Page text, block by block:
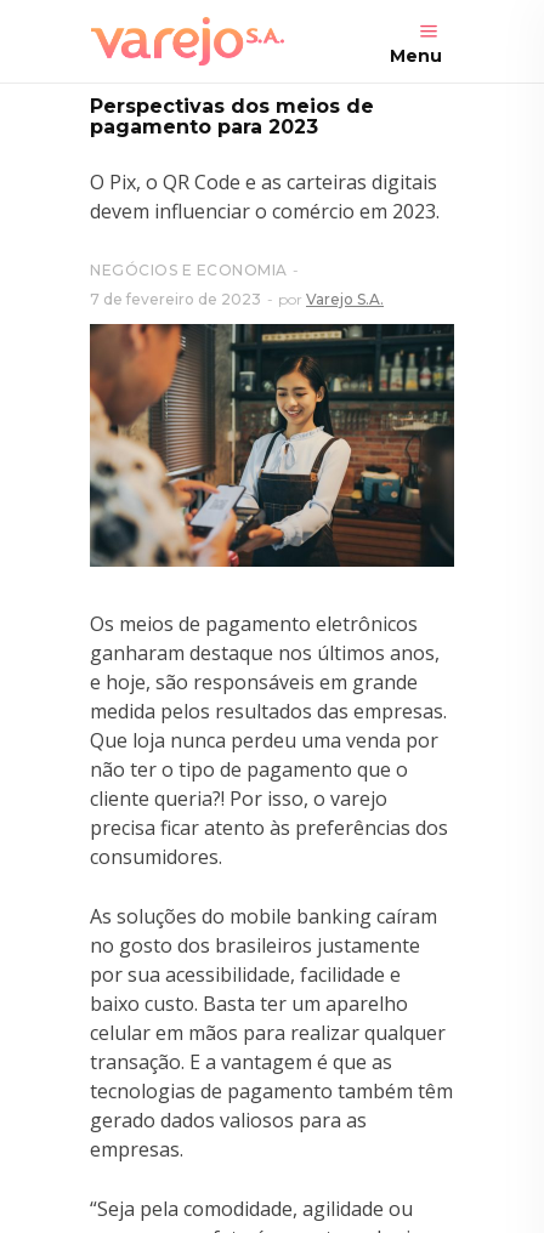
Menu
Perspectivas dos meios de
pagamento para 2023
O Pix, o QR Code e as carteiras digitais
devem influenciar o comércio em 2023.
NEGÓCIOS E ECONOMIA
7 de fevereiro de 2023
por Varejo S.A.
Os meios de pagamento eletrônicos
ganharam destaque nos últimos anos,
e hoje, são responsáveis em grande
medida pelos resultados das empresas.
Que loja nunca perdeu uma venda por
não ter o tipo de pagamento que o
cliente queria?! Por isso, o varejo
precisa ficar atento às preferências dos
consumidores.
As soluções do mobile banking caíram
no gosto dos brasileiros justamente
por sua acessibilidade, facilidade e
baixo custo. Basta ter um aparelho
celular em mãos para realizar qualquer
transação. E a vantagem é que as
tecnologias de pagamento também têm
gerado dados valiosos para as
empresas.
“Seja pela comodidade, agilidade ou